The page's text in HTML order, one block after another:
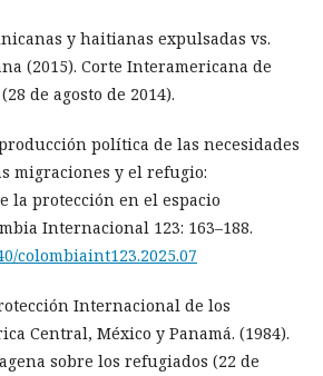
y haitianas expulsadas vs.
(2015). Corte Interamericana de
de agosto de 2014).
política de las necesidades
migraciones y el refugio:
la protección en el espacio
Internacional 123: 163–188.
colombiaint123.2025.07
Internacional de los
Central, México y Panamá. (1984).
sobre los refugiados (22 de